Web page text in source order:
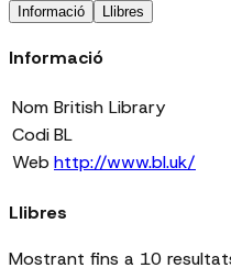
Informació Llibres
Informació
Nom British Library
CodiBL
Web http://www.bl.uk/
Llibres
Mostrant fins a 10